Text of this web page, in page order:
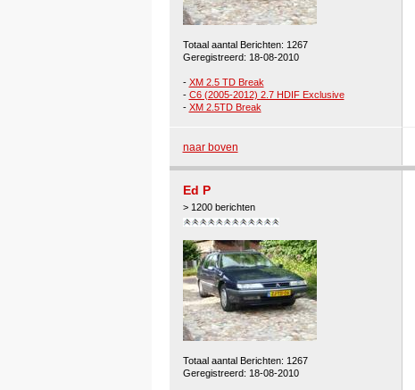
Totaal aantal Berichten: 1267
Geregistreerd: 18-08-2010
- XM 2.5 TD Break
- C6 (2005-2012) 2.7 HDIF Exclusive
- XM 2.5TD Break
naar boven
Ed P
> 1200 berichten
Totaal aantal Berichten: 1267
Geregistreerd: 18-08-2010